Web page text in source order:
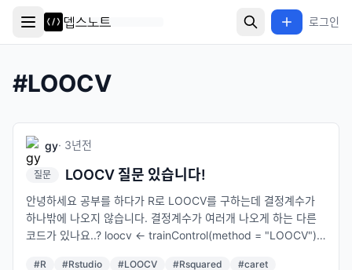
로그인
#LOOCV
gy· 3년전
질문 LOOCV 질문 있습니다!
안녕하세요 공부를 하다가 R로 LOOCV를 구하는데 결정계수가
하나밖에 나오지 않습니다. 결정계수가 여러개 나오게 하는 다른
코드가 있나요..? loocv <- trainControl(method = "LOOCV")
#R #Rstudio #LOOCV #Rsquared #caret